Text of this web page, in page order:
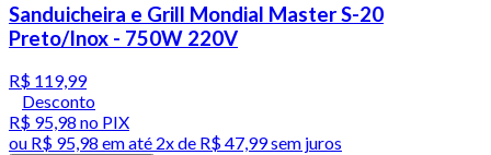
Sanduicheira e Grill Mondial Master S-20
Preto/Inox - 750W 220V
R$ 119,99
Desconto
R$ 95,98 no PIX
ou R$ 95,98 em até 2x de R$ 47,99 sem juros